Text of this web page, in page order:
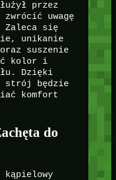
przez
uwagę
Zaleca się
unikanie
suszenie
kolor i
Dzięki
strój będzie
komfort
do
kąpielowy